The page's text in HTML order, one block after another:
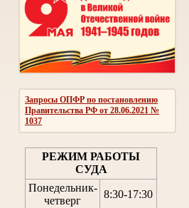
Запросы ОПФР по постановлению
Правительства РФ от 28.06.2021 №
1037
РЕЖИМ РАБОТЫ
СУДА
Понедельник-
четверг
8:30-17:30